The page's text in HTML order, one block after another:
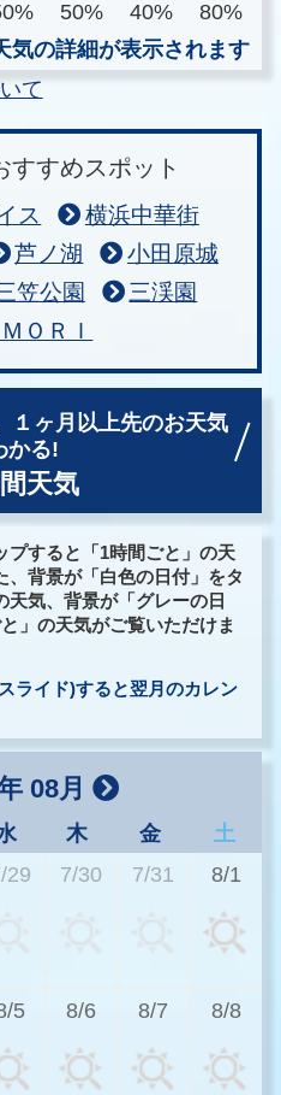
50% 40%
80%
気の詳細が表示されます
て
すすめスポット
ス
横浜中華街
芦ノ湖
小田原城
笠公園
三渓園
ＯＲＩ
１ヶ月以上先のお天気
かる!
天気
プすると「1時間ごと」の天
背景が「白色の日付」をタ
天気、背景が「グレーの日
」の天気がご覧いただけま
ライド)すると翌月のカレン
08月
木 金
土
29 7/30 7/31 8/1
5 8/6 8/7 8/8